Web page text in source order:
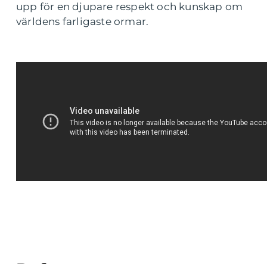
upp för en djupare respekt och kunskap om
världens farligaste ormar.